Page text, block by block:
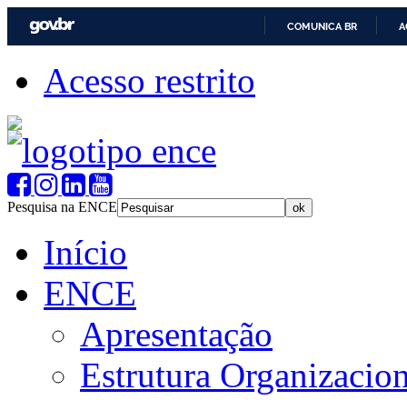
COMUNICA BR
Acesso restrito
Pesquisa na ENCE
Início
ENCE
Apresentação
Estrutura